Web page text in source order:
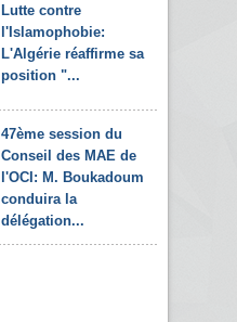
Lutte contre
l'Islamophobie:
L'Algérie réaffirme sa
position "...
47ème session du
Conseil des MAE de
l'OCI: M. Boukadoum
conduira la
délégation...